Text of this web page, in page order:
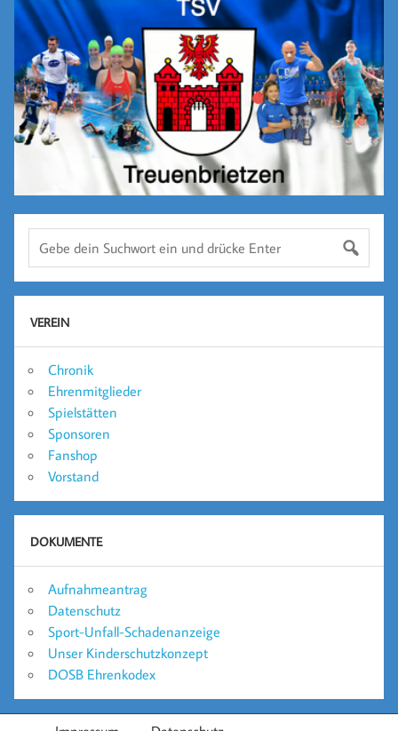
VEREIN
Chronik
Ehrenmitglieder
Spielstätten
Sponsoren
Fanshop
Vorstand
DOKUMENTE
Aufnahmeantrag
Datenschutz
Sport-Unfall-Schadenanzeige
Unser Kinderschutzkonzept
DOSB Ehrenkodex